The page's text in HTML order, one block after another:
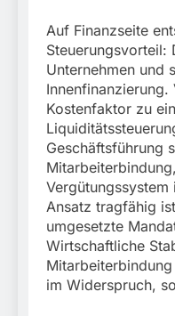
Auf Finanzseite
Steuerungsvorteil:
Unternehmen und
Kostenfaktor zu
Geschäftsführung
Vergütungssystem
Ansatz tragfähig
umgesetzte
Wirtschaftliche
im Widerspruch,